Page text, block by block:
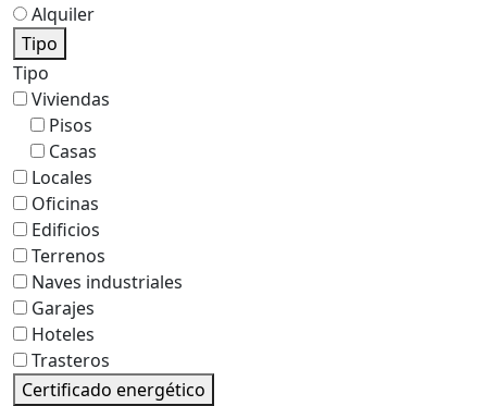
Alquiler
Tipo
Tipo
Viviendas
Pisos
Casas
Locales
Oficinas
Edificios
Terrenos
Naves industriales
Garajes
Hoteles
Trasteros
Certificado energético